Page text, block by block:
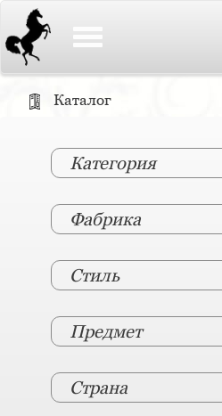
Каталог
Категория
Фабрика
Стиль
Предмет
Страна